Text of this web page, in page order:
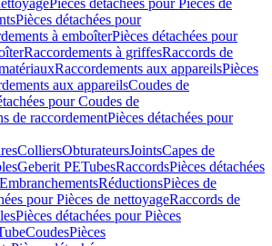
Pièces détachées pour Pièces de
Pièces détachées pour
à emboîterPièces détachées pour
Raccordements à griffesRaccords de
Raccordements aux appareilsPièces
aux appareilsCoudes de
pour Coudes de
de raccordementPièces détachées pour
ColliersObturateursJointsCapes de
Geberit PETubesRaccordsPièces détachées
EmbranchementsRéductionsPièces de
pour Pièces de nettoyageRaccords de
Pièces détachées pour Pièces
CoudesPièces